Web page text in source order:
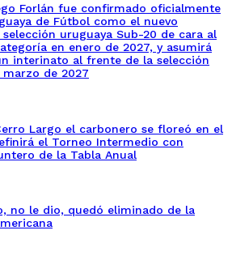
Forlán fue confirmado oficialmente
de Fútbol como el nuevo
uruguaya Sub-20 de cara al
en enero de 2027, y asumirá
interinato al frente de la selección
de 2027
Largo el carbonero se floreó en el
el Torneo Intermedio con
de la Tabla Anual
no le dio, quedó eliminado de la